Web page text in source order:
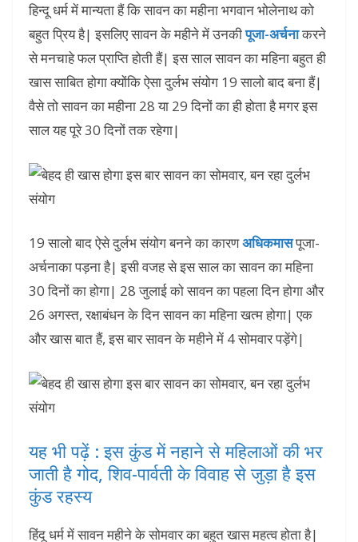
हिन्दू धर्म में मान्यता हैं कि सावन का महीना भगवान भोलेनाथ को
बहुत प्रिय है| इसलिए सावन के महीने में उनकीपूजा-अर्चनाकरने
से मनचाहे फल प्राप्ति होती हैं| इस साल सावन का महिना बहुत ही
खास साबित होगा क्योंकि ऐसा दुर्लभ संयोग 19 सालो बाद बना हैं|
वैसे तो सावन का महीना 28 या 29 दिनों का ही होता है मगर इस
साल यह पूरे 30 दिनों तक रहेगा|
19 सालो बाद ऐसे दुर्लभ संयोग बनने का कारणअधिकमासपूजा-
अर्चनाका पड़ना है| इसी वजह से इस साल का सावन का महिना
30 दिनों का होगा| 28 जुलाई को सावन का पहला दिन होगा और
26 अगस्त, रक्षाबंधन के दिन सावन का महिना खत्म होगा| एक
और खास बात हैं, इस बार सावन के महीने में 4 सोमवार पड़ेंगे|
यह भी पढ़ें : इस कुंड में नहाने से महिलाओं की भर
जाती है गोद, शिव-पार्वती के विवाह से जुड़ा है इस
कुंड रहस्य
हिंदू धर्म में सावन महीने के सोमवार का बहुत खास महत्व होता है|